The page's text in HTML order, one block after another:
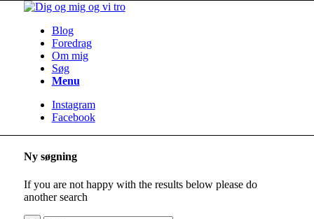
Blog
Foredrag
Om mig
Søg
Menu
Instagram
Facebook
Ny søgning
If you are not happy with the results below please do
another search